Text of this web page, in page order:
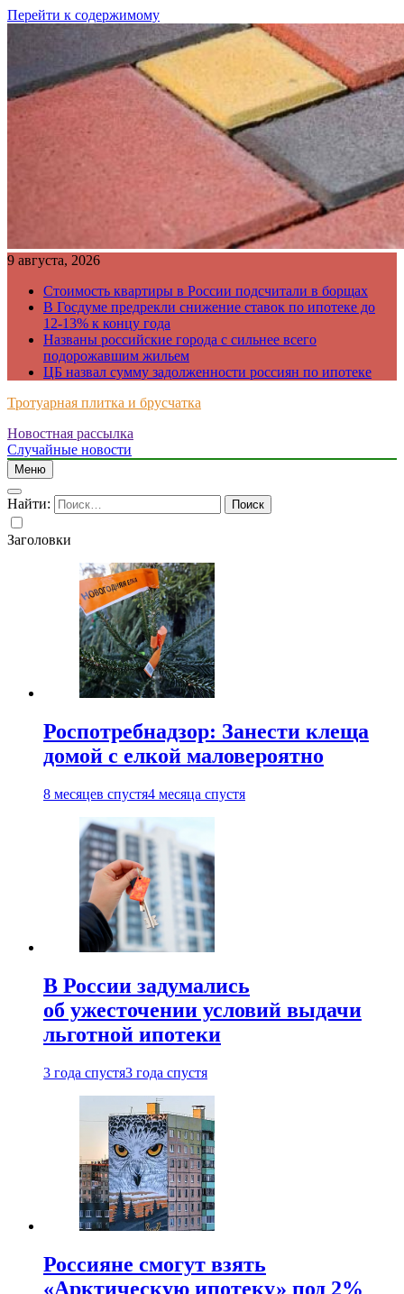
Перейти к содержимому
9 августа, 2026
Стоимость квартиры в России подсчитали в борщах
В Госдуме предрекли снижение ставок по ипотеке до
12-13% к концу года
Названы российские города с сильнее всего
подорожавшим жильем
ЦБ назвал сумму задолженности россиян по ипотеке
Тротуарная плитка и брусчатка
Just another WordPress site
Новостная рассылка
Случайные новости
Меню
Найти:
Заголовки
Роспотребнадзор: Занести клеща
домой с елкой маловероятно
8 месяцев спустя4 месяца спустя
В России задумались
об ужесточении условий выдачи
льготной ипотеки
3 года спустя3 года спустя
Россияне смогут взять
«Арктическую ипотеку» под 2%